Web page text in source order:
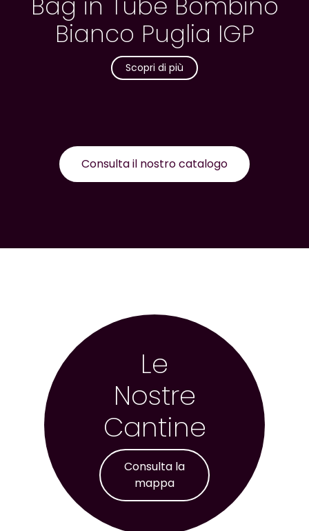
Bianco Puglia IGP
Scopri di più
Consulta il nostro catalogo
Le
Nostre
Cantine
Consulta la
mappa